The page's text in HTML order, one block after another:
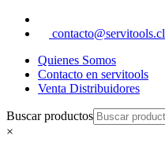
contacto@servitools.cl
Quienes Somos
Contacto en servitools
Venta Distribuidores
Buscar productos
×